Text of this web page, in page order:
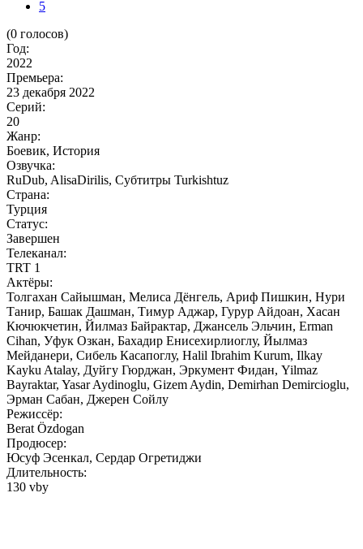
5
(0 голосов)
Год:
2022
Премьера:
23 декабря 2022
Серий:
20
Жанр:
Боевик, История
Озвучка:
RuDub, AlisaDirilis, Субтитры Turkishtuz
Страна:
Турция
Статус:
Завершен
Телеканал:
TRT 1
Актёры:
Толгахан Сайышман, Мелиса Дёнгель, Ариф Пишкин, Нури
Танир, Башак Дашман, Тимур Аджар, Гурур Айдоан, Хасан
Кючюкчетин, Йилмаз Байрактар, Джансель Эльчин, Erman
Cihan, Уфук Озкан, Бахадир Енисехирлиоглу, Йылмаз
Мейданери, Сибель Касапоглу, Halil Ibrahim Kurum, Ilkay
Kayku Atalay, Дуйгу Гюрджан, Эркумент Фидан, Yilmaz
Bayraktar, Yasar Aydinoglu, Gizem Aydin, Demirhan Demircioglu,
Эрман Сабан, Джерен Сойлу
Режиссёр:
Berat Özdogan
Продюсер:
Юсуф Эсенкал, Сердар Огретиджи
Длительность:
130 vby